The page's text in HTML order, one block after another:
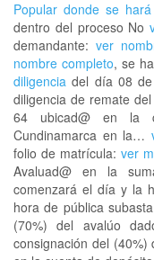
Popular donde se
dentro del proceso No
demandante: ver
nombre completo, se
diligencia del día 08
diligencia de remate
64 ubicad@ en la
Cundinamarca en la…
folio de matrícula: ver
Avaluad@ en la
comenzará el día y la
hora de pública
(70%) del avalúo
consignación del